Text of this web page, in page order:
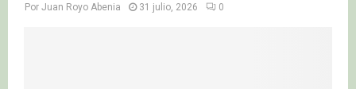
Por Juan Royo Abenia 31 julio, 2026 0